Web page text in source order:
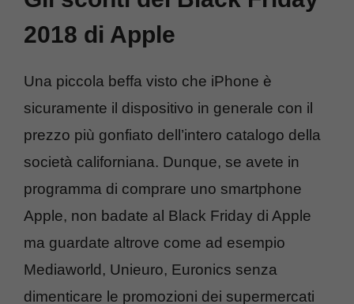
2018 di Apple
Una piccola beffa visto che iPhone è
sicuramente il dispositivo in generale con il
prezzo più gonfiato dell’intero catalogo della
società californiana. Dunque, se avete in
programma di comprare uno smartphone
Apple, non badate al Black Friday di Apple
ma guardate altrove come ad esempio
Mediaworld, Unieuro, Euronics senza
dimenticare le promozioni dei supermercati